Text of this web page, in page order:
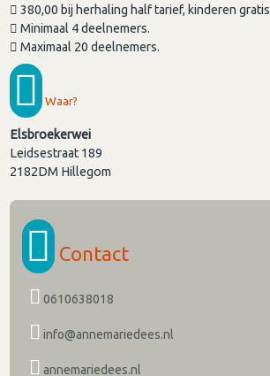
380,00 bij herhaling half tarief, kinderen gratis
Minimaal 4 deelnemers.
Maximaal 20 deelnemers.
Waar?
Elsbroekerwei
Leidsestraat 189
2182DM Hillegom
Contact
0610638018
info@annemariedees.nl
annemariedees.nl